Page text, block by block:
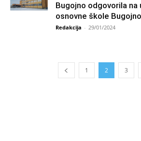
Bugojno odgovorila na
osnovne škole Bugojno
Redakcija - 29/01/2024
1 2 3